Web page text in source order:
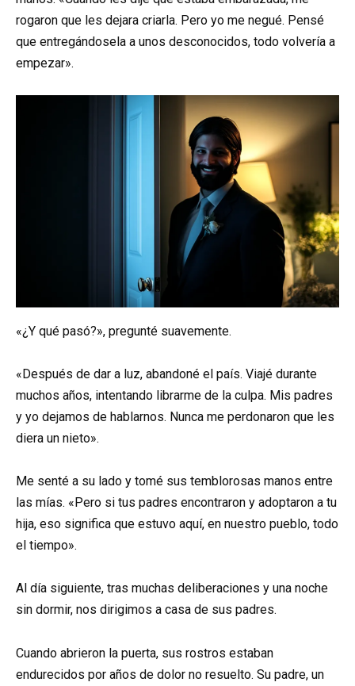
rogaron que les dejara criarla. Pero yo me negué. Pensé
que entregándosela a unos desconocidos, todo volvería a
empezar».
«¿Y qué pasó?», pregunté suavemente.
«Después de dar a luz, abandoné el país. Viajé durante
muchos años, intentando librarme de la culpa. Mis padres
y yo dejamos de hablarnos. Nunca me perdonaron que les
diera un nieto».
Me senté a su lado y tomé sus temblorosas manos entre
las mías. «Pero si tus padres encontraron y adoptaron a tu
hija, eso significa que estuvo aquí, en nuestro pueblo, todo
el tiempo».
Al día siguiente, tras muchas deliberaciones y una noche
sin dormir, nos dirigimos a casa de sus padres.
Cuando abrieron la puerta, sus rostros estaban
endurecidos por años de dolor no resuelto. Su padre, un